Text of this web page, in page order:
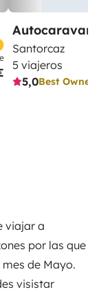
Santorcaz
5 viajeros
5,0Best Owner
viajar a
por las que
de Mayo.
visistar